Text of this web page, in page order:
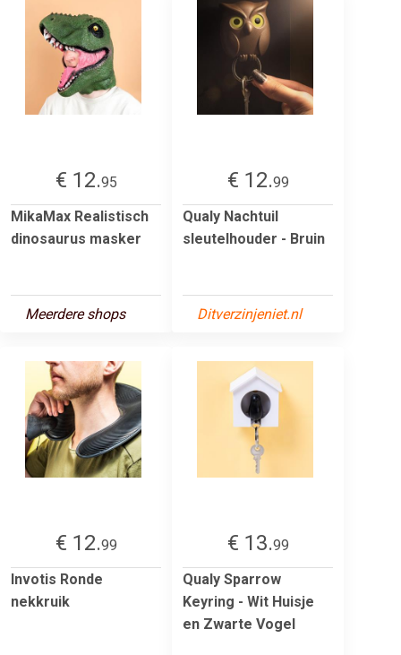
€ 12.95
MikaMax Realistisch
dinosaurus masker
Meerdere shops
€ 12.99
Qualy Nachtuil
sleutelhouder - Bruin
Ditverzinjeniet.nl
€ 12.99
Invotis Ronde
nekkruik
€ 13.99
Qualy Sparrow
Keyring - Wit Huisje
en Zwarte Vogel